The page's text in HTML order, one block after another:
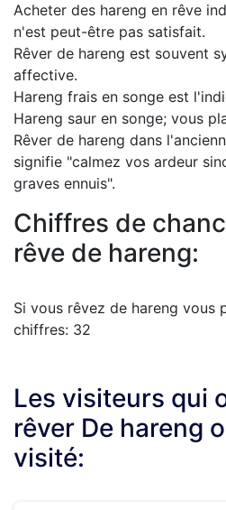
Acheter des hareng en rêve
n'est peut-être pas satisfait.
Rêver de hareng est souvent
affective.
Hareng frais en songe est
Hareng saur en songe; vous
Rêver de hareng dans
signifie "calmez vos ardeur
graves ennuis".
Chiffres de
rêve de hareng:
Si vous rêvez de hareng vous
chiffres: 32
Les visiteurs qui
rêver De hareng
visité: